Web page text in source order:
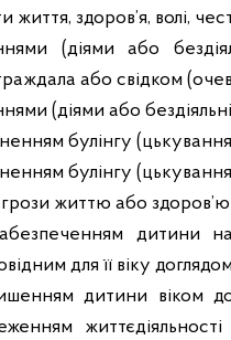
життя, здоров’я, волі,
(діями або
або свідком
(діями або
булінгу
булінгу
життю або здоров’ю
дитини
для її віку
дитини віком